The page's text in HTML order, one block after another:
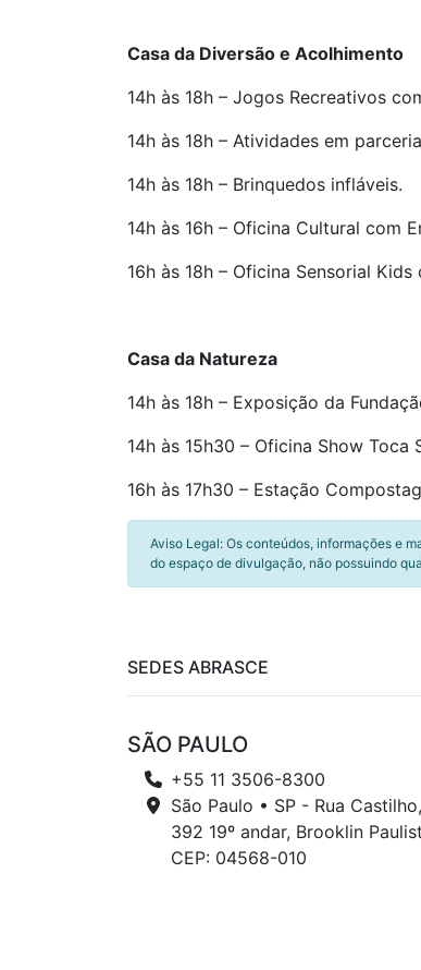
Casa da Diversão e Acolhimento
14h às 18h – Jogos Recreativos
14h às 18h – Atividades em
14h às 18h – Brinquedos infláveis.
14h às 16h – Oficina Cultural com
16h às 18h – Oficina Sensorial Kids
Casa da Natureza
14h às 18h – Exposição da
14h às 15h30 – Oficina Show Toca
16h às 17h30 – Estação
Aviso Legal: Os conteúdos, informações e
do espaço de divulgação, não possuindo
SEDES ABRASCE
SÃO PAULO
+55 11 3506-8300
São Paulo • SP - Rua Castilho,
392 19º andar, Brooklin
CEP: 04568-010